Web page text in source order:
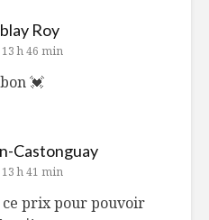
Roy
h 46 min
💓
Castonguay
h 41 min
ce prix pour pouvoir